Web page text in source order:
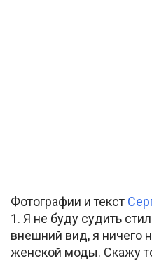
Фотографии и текст
1. Я не буду судить
внешний вид, я ничего
женской моды. Скажу